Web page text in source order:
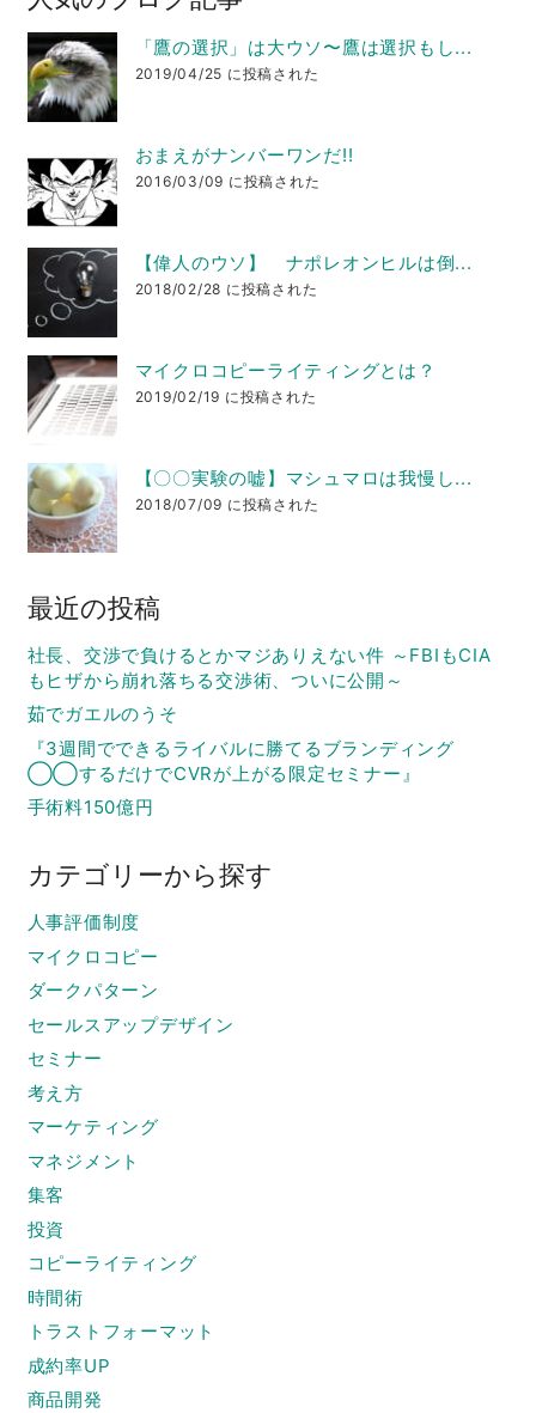
「鷹の選択」は大ウソ〜鷹は選択もし...
2019/04/25 に投稿された
おまえがナンバーワンだ!!
2016/03/09 に投稿された
【偉人のウソ】 ナポレオンヒルは倒...
2018/02/28 に投稿された
マイクロコピーライティングとは？
2019/02/19 に投稿された
【〇〇実験の嘘】マシュマロは我慢し...
2018/07/09 に投稿された
最近の投稿
社長、交渉で負けるとかマジありえない件 ～FBIもCIA
もヒザから崩れ落ちる交渉術、ついに公開～
茹でガエルのうそ
『3週間でできるライバルに勝てるブランディング
◯◯するだけでCVRが上がる限定セミナー』
手術料150億円
カテゴリーから探す
人事評価制度
マイクロコピー
ダークパターン
セールスアップデザイン
セミナー
考え方
マーケティング
マネジメント
集客
投資
コピーライティング
時間術
トラストフォーマット
成約率UP
商品開発